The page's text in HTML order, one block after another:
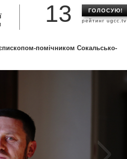
ГОЛОСУЮ!
рейтинг ugcc.tv
13
помічником Сокальсько-